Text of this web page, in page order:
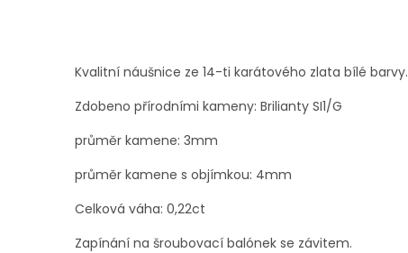
Kvalitní náušnice ze 14-ti karátového zlata bílé barvy.
Zdobeno přírodními kameny: Brilianty SI1/G
průměr kamene: 3mm
průměr kamene s objímkou: 4mm
Celková váha: 0,22ct
Zapínání na šroubovací balónek se závitem.